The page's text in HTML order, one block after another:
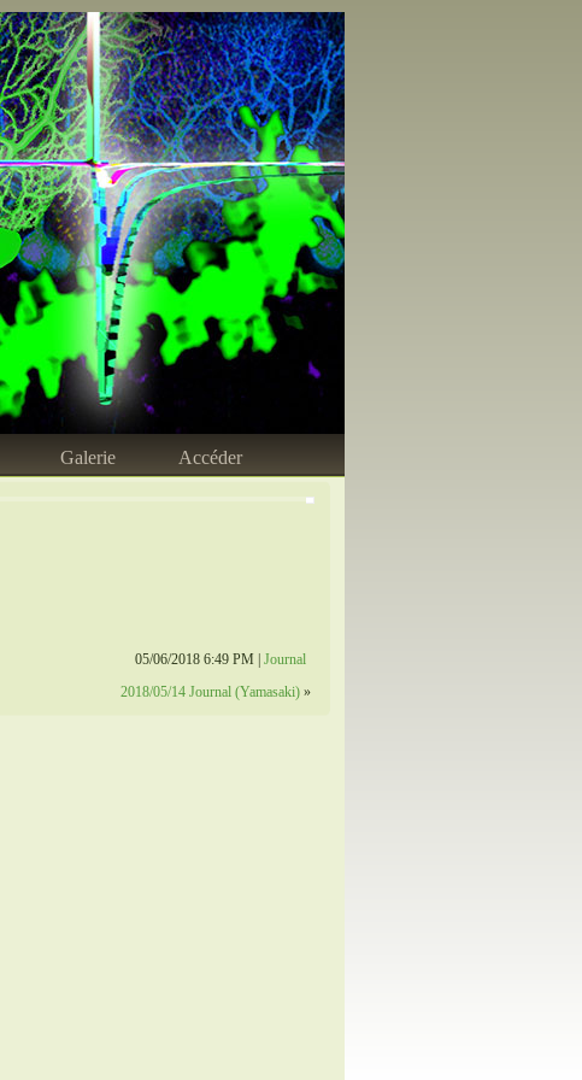
Galerie Accéder
05/06/2018 6:49 PM |Journal
2018/05/14 Journal (Yamasaki)»